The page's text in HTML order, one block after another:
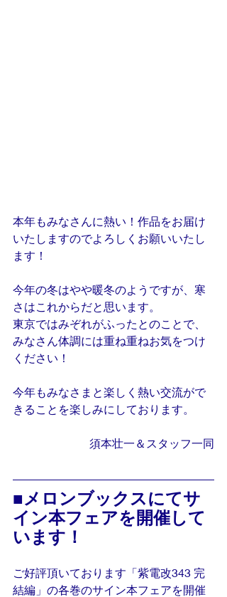
本年もみなさんに熱い！作品をお届け
いたしますのでよろしくお願いいたし
ます！
今年の冬はやや暖冬のようですが、寒
さはこれからだと思います。
東京ではみぞれがふったとのことで、
みなさん体調には重ね重ねお気をつけ
ください！
今年もみなさまと楽しく熱い交流がで
きることを楽しみにしております。
須本壮一＆スタッフ一同
■メロンブックスにてサ
イン本フェアを開催して
います！
ご好評頂いております「紫電改343 完
結編」の各巻のサイン本フェアを開催